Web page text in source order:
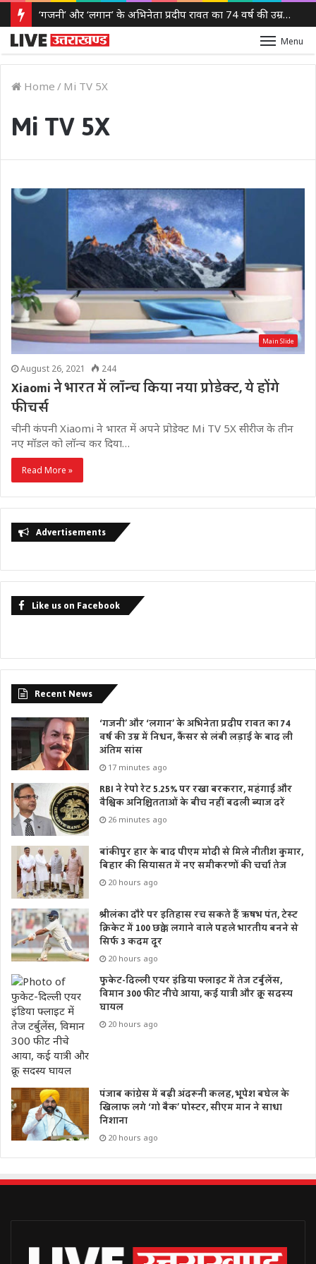
‘गजनी’ और ‘लगान’ के अभिनेता प्रदीप रावत का 74 वर्ष की उम्र में निधन, कैंसर से लंबी लड़ाई के बाद ली अंतिम सांस
Menu
Home / Mi TV 5X
Mi TV 5X
Main Slide
August 26, 2021 244
Xiaomi ने भारत में लाॅन्च किया नया प्रोडेक्ट, ये होंगे
फीचर्स
चीनी कंपनी Xiaomi ने भारत में अपने प्रोडेक्ट Mi TV 5X सीरीज के तीन
नए माॅडल को लाॅन्च कर दिया…
Read More »
Advertisements
Like us on Facebook
Recent News
‘गजनी’ और ‘लगान’ के अभिनेता प्रदीप रावत का 74
वर्ष की उम्र में निधन, कैंसर से लंबी लड़ाई के बाद ली
अंतिम सांस
17 minutes ago
RBI ने रेपो रेट 5.25% पर रखा बरकरार, महंगाई और
वैश्विक अनिश्चितताओं के बीच नहीं बदली ब्याज दरें
26 minutes ago
बांकीपुर हार के बाद पीएम मोदी से मिले नीतीश कुमार,
बिहार की सियासत में नए समीकरणों की चर्चा तेज
20 hours ago
श्रीलंका दौरे पर इतिहास रच सकते हैं ऋषभ पंत, टेस्ट
क्रिकेट में 100 छक्के लगाने वाले पहले भारतीय बनने से
सिर्फ 3 कदम दूर
20 hours ago
फुकेट-दिल्ली एयर इंडिया फ्लाइट में तेज टर्बुलेंस,
विमान 300 फीट नीचे आया, कई यात्री और क्रू सदस्य
घायल
20 hours ago
पंजाब कांग्रेस में बढ़ी अंदरूनी कलह, भूपेश बघेल के
खिलाफ लगे ‘गो बैक’ पोस्टर, सीएम मान ने साधा
निशाना
20 hours ago